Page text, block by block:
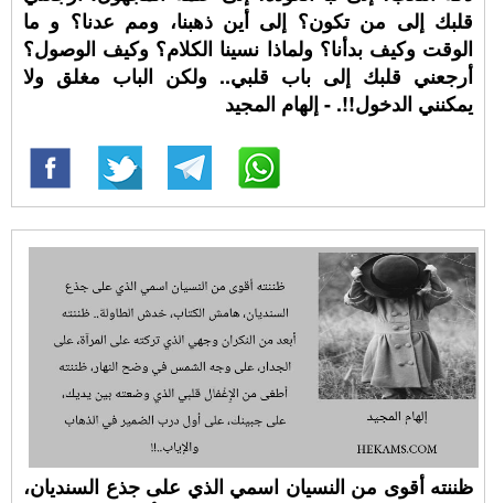
قلبك إلى من تكون؟ إلى أين ذهبنا، ومم عدنا؟ و ما
الوقت وكيف بدأنا؟ ولماذا نسينا الكلام؟ وكيف الوصول؟
أرجعني قلبك إلى باب قلبي.. ولكن الباب مغلق ولا
يمكنني الدخول!!. - إلهام المجيد
ظننته أقوى من النسيان اسمي الذي على جذع السنديان،